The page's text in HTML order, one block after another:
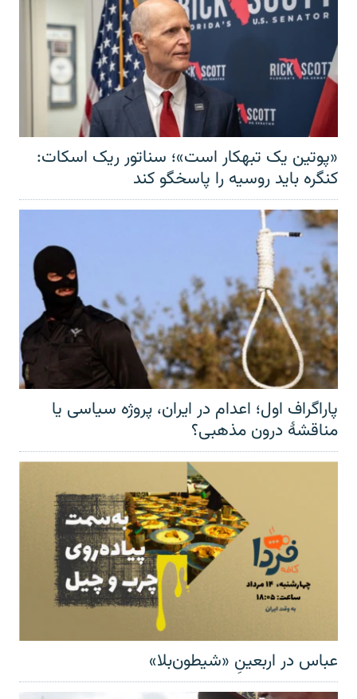
«پوتین یک تبهکار است»؛ سناتور ریک اسکات:
کنگره باید روسیه را پاسخگو کند
پاراگراف اول؛ اعدام در ایران، پروژه سیاسی یا
مناقشهٔ درون مذهبی؟
عباس در اربعینِ «شیطون‌بلا»